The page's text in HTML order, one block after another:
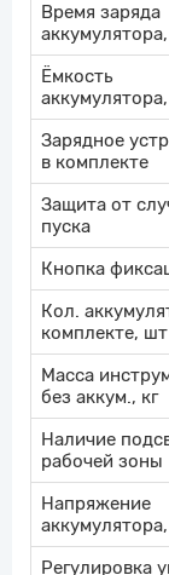
Время заряда
Ёмкость
Зарядное
в комплекте
Защита от
пуска
Кнопка
Кол.
комплекте, шт
Масса
без аккум., кг
Наличие
рабочей зоны
Напряжение
Регулировка